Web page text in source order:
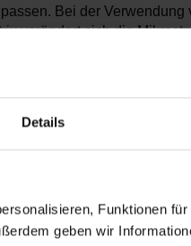
Details
Funktionen
geben wir
Bei der
verändert sich die
und somit die
mit klassischem
wurde eine durchgängige
Rezyklatstrategien auf
Untersucht wurde ein
in verschiedenen
Zug , Mikrozug- und